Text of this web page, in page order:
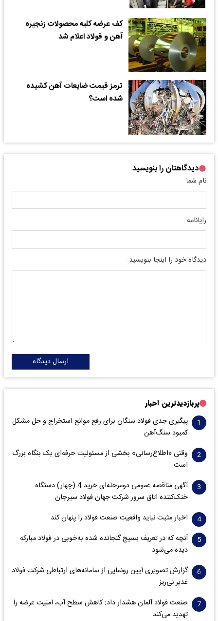
کف عرضه کلیه محصولات زنجیره
آهن و فولاد اعلام شد
ترمز قیمت ضایعات آهن کشیده
شده است؟
دیدگاهتان را بنویسید
نام شما
رایانامه
دیدگاه خود را اینجا بنویسید:
ارسال دیدگاه
پربازدیدترین اخبار
پیگیری جدی فولاد سنگان برای رفع موانع استخراج و حل مشکل
کمبود سنگ‌آهن
وقتی «اطلاع‌رسانی» بخشی از مسئولیت حرفه‌ای یک بنگاه بزرگ
است
آگهی مناقصه عمومی دومرحله‌ای خرید 4 (چهار) دستگاه
خنک‌کننده اتاق سرور شرکت جهان فولاد سیرجان
اخبار مثبت نباید واقعیت صنعت فولاد را پنهان کند
آنچه که در تعریف بسیج گنجانده شده به‌خوبی در فولاد مبارکه
دیده می‌شود
گزارش تصویری آیین رونمایی از سامانه‌های ارتباطی شرکت فولاد
غدیر نی‌ریز
صنعت فولاد آلمان هشدار داد: کاهش سطح آب، امنیت عرضه را
تهدید می‌کند